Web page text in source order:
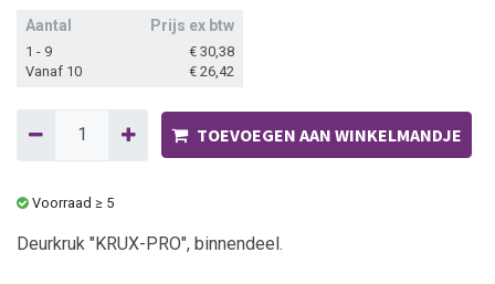
Aantal Prijs ex btw
1 - 9 € 30,38
Vanaf 10
€ 26,42
TOEVOEGEN AAN WINKELMANDJE
Voorraad ≥ 5
Deurkruk "KRUX-PRO", binnendeel.